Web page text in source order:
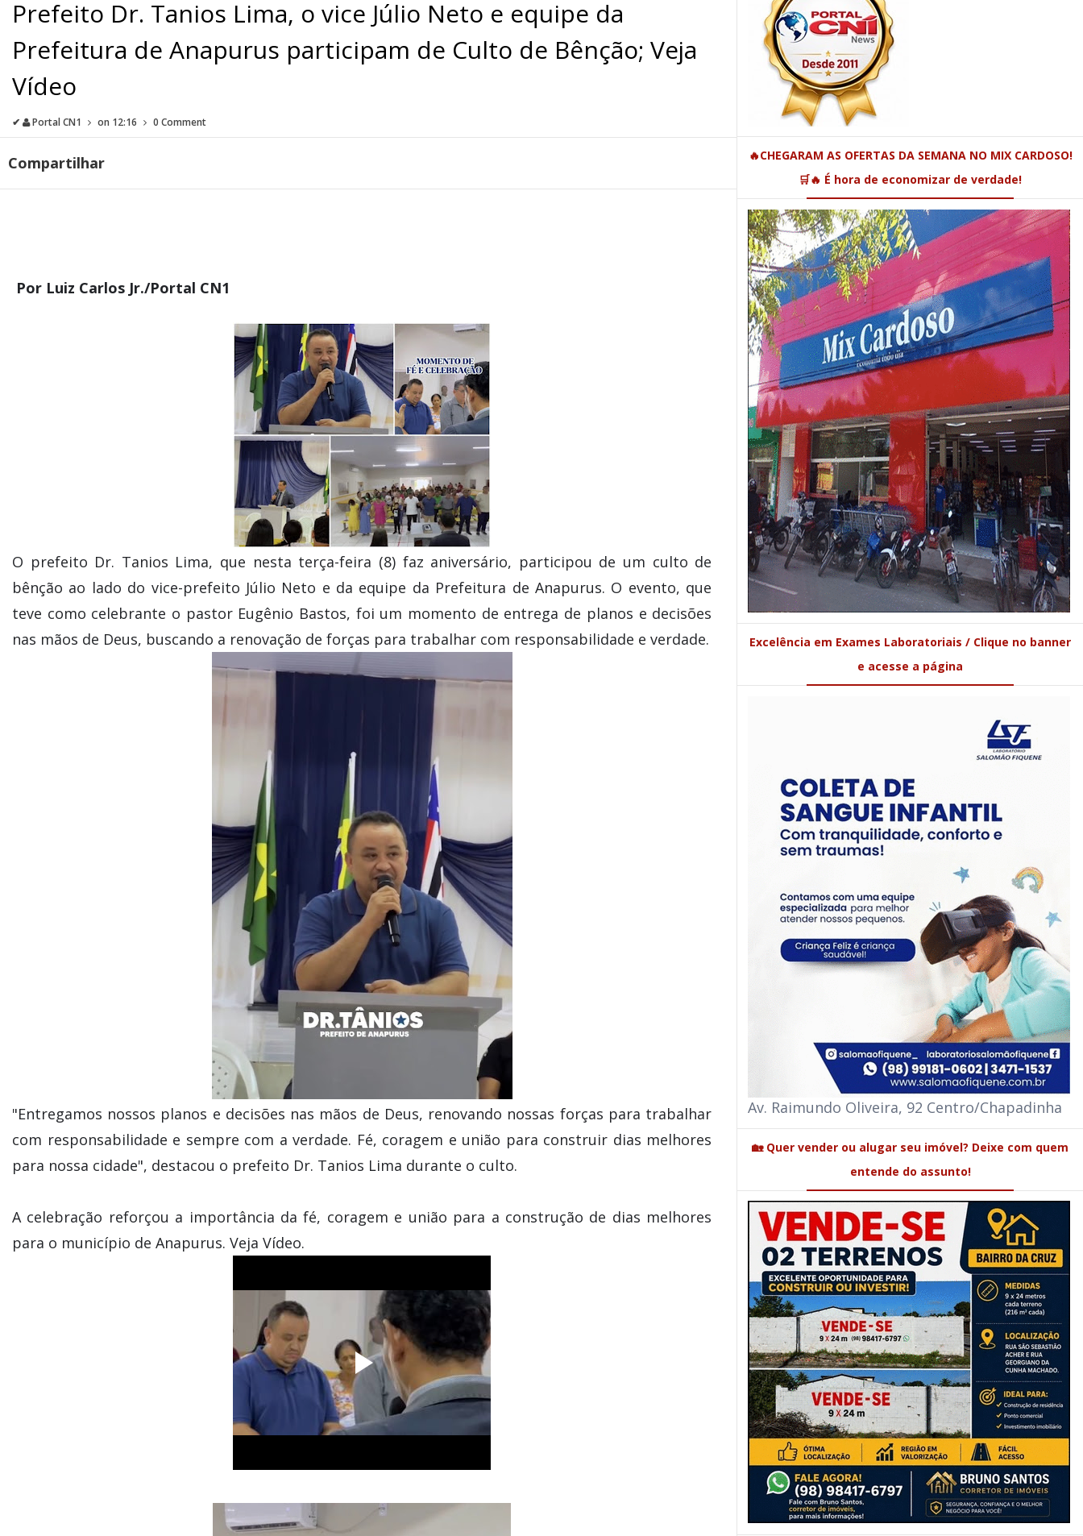
Prefeito Dr. Tanios Lima, o vice Júlio Neto e equipe da
Prefeitura de Anapurus participam de Culto de Bênção; Veja
Vídeo
✔ Portal CN1 on 12:16 0 Comment
Compartilhar
Por Luiz Carlos Jr./Portal CN1
O prefeito Dr. Tanios Lima, que nesta terça-feira (8) faz aniversário, participou de um culto de
bênção ao lado do vice-prefeito Júlio Neto e da equipe da Prefeitura de Anapurus. O evento, que
teve como celebrante o pastor Eugênio Bastos, foi um momento de entrega de planos e decisões
nas mãos de Deus, buscando a renovação de forças para trabalhar com responsabilidade e verdade.
"Entregamos nossos planos e decisões nas mãos de Deus, renovando nossas forças para trabalhar
com responsabilidade e sempre com a verdade. Fé, coragem e união para construir dias melhores
para nossa cidade", destacou o prefeito Dr. Tanios Lima durante o culto.
A celebração reforçou a importância da fé, coragem e união para a construção de dias melhores
para o município de Anapurus. Veja Vídeo.
🔥CHEGARAM AS OFERTAS DA SEMANA NO MIX CARDOSO!
🛒🔥 É hora de economizar de verdade!
Excelência em Exames Laboratoriais / Clique no banner
e acesse a página
Av. Raimundo Oliveira, 92 Centro/Chapadinha
🏡 Quer vender ou alugar seu imóvel? Deixe com quem
entende do assunto!